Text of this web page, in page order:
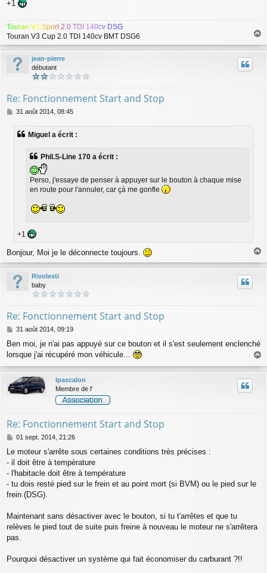
+1
Touran V1 Sport 2.0 TD 140cv DSG
Touran V3 Cup 2.0 TDI 140cv BMT DSG6
a
u
jean-pierre
débutant
Re: Fonctionnement Start and Stop
M
31 août 2014, 08:45
Miguel a écrit :
Phil.S-Line 170 a écrit :
Perso, j'essaye de penser à appuyer sur le bouton à chaque mise
en route pour l'annuler, car çà me gonfle
+1
Bonjour, Moi je le déconnecte toujours.
a
u
Rivolesti
baby
Re: Fonctionnement Start and Stop
M
s
s
g
e
31 août 2014, 09:19
Ben moi, je n'ai pas appuyé sur ce bouton et il s'est seulement enclenché
lorsque j'ai récupéré mon véhicule...
a
u
lpascalon
Membre de l'
Re: Fonctionnement Start and Stop
M
s
a
g
e
01 sept. 2014, 21:26
Le moteur s'arrête sous certaines conditions très précises :
- il doit être à température
- l'habitacle doit être à température
- tu dois resté pied sur le frein et au point mort (si BVM) ou le pied sur le
frein (DSG).
Maintenant sans désactiver avec le bouton, si tu t'arrêtes et que tu
relèves le pied tout de suite puis freine à nouveau le moteur ne s'arrêtera
pas.
Pourquoi désactiver un système qui fait économiser du carburant ?!!